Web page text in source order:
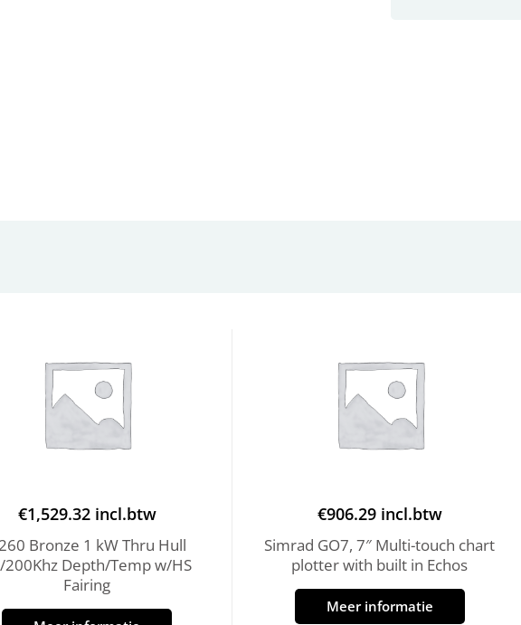
€1,529.32 incl.btw
Bronze 1 kW Thru Hull
200Khz Depth/Temp w/HS
Fairing
€906.29 incl.btw
Simrad GO7, 7″ Multi-touch chart
plotter with built in Echos
Meer informatie